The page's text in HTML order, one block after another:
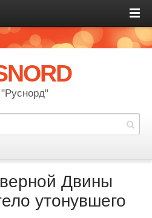
Двины
утонувшего